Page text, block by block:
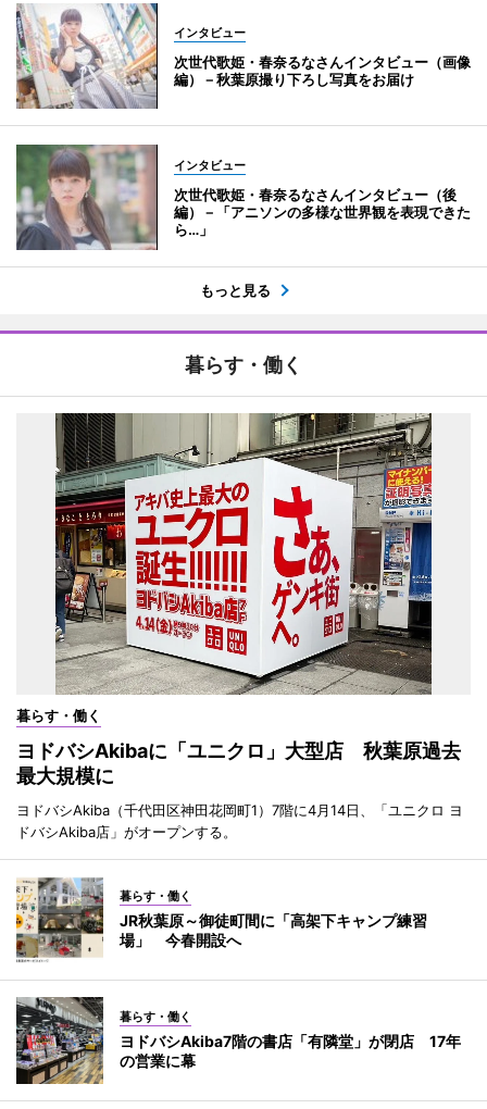
インタビュー
次世代歌姫・春奈るなさんインタビュー（画像
編）－秋葉原撮り下ろし写真をお届け
インタビュー
次世代歌姫・春奈るなさんインタビュー（後
編）－「アニソンの多様な世界観を表現できた
ら…」
もっと見る
暮らす・働く
暮らす・働く
ヨドバシAkibaに「ユニクロ」大型店 秋葉原過去
最大規模に
ヨドバシAkiba（千代田区神田花岡町1）7階に4月14日、「ユニクロ ヨ
ドバシAkiba店」がオープンする。
暮らす・働く
JR秋葉原～御徒町間に「高架下キャンプ練習
場」 今春開設へ
暮らす・働く
ヨドバシAkiba7階の書店「有隣堂」が閉店 17年
の営業に幕